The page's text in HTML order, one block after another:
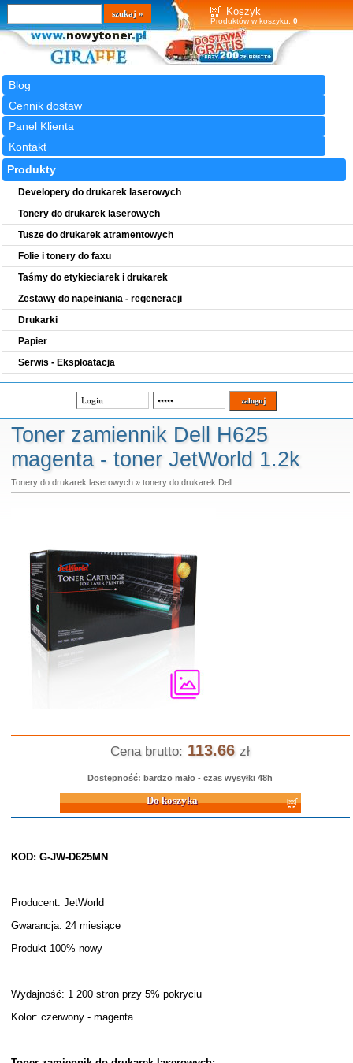
Koszyk
Produktów w koszyku: 0
Blog
Cennik dostaw
Panel Klienta
Kontakt
Wyszukiwarka
szukaj
Produkty
Developery do drukarek laserowych
Tonery do drukarek laserowych
Tusze do drukarek atramentowych
Folie i tonery do faxu
Taśmy do etykieciarek i drukarek
Zestawy do napełniania - regeneracji
Drukarki
Papier
Serwis - Eksploatacja
Toner zamiennik Dell H625
magenta - toner JetWorld 1.2k
Tonery do drukarek laserowych» tonery do drukarek Dell
Cena brutto: 113.66 zł
Dostępność: bardzo mało - czas wysyłki 48h
Do koszyka
KOD: G-JW-D625MN
Producent: JetWorld
Gwarancja: 24 miesiące
Produkt 100% nowy
Wydajność: 1 200 stron przy 5% pokryciu
Kolor: czerwony - magenta